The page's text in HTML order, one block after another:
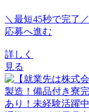
＼最短45秒で完了／
応募へ進む
詳しく
見る